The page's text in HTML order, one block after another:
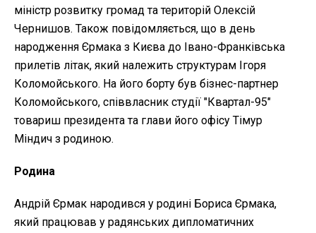
міністр розвитку громад та територій Олексій
Чернишов. Також повідомляється, що в день
народження Єрмака з Києва до Івано-Франківська
прилетів літак, який належить структурам Ігоря
Коломойського. На його борту був бізнес-партнер
Коломойського, співвласник студії "Квартал-95"
товариш президента та глави його офісу Тімур
Міндич з родиною.
Родина
Андрій Єрмак народився у родині Бориса Єрмака,
який працював у радянських дипломатичних